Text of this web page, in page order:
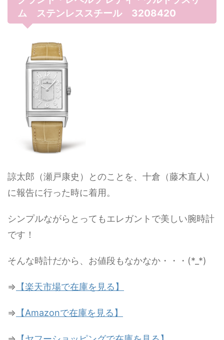
ム ステンレススチール 3208420
諒太郎（瀬戸康史）とのことを、十倉（藤木直人）
に報告に行った時に着用。
シンプルながらとってもエレガントで美しい腕時計
です！
そんな時計だから、お値段もなかなか・・・(*_*)
⇒ 【楽天市場で在庫を見る】
⇒ 【Amazonで在庫を見る】